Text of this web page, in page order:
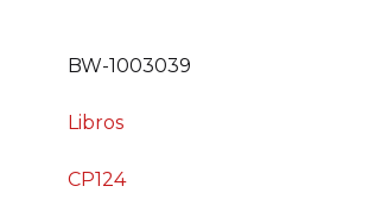
BW-1003039
Libros
CP124